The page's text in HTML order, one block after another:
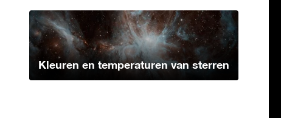
Kleuren en temperaturen van sterren